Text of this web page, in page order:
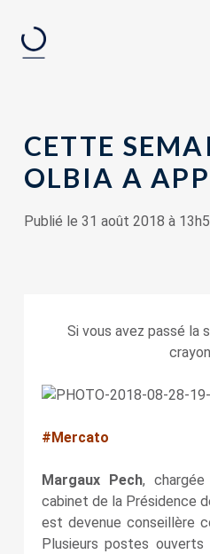
CETTE
OLBIA A
Publié le 31 août 2018 à
Si vous avez passé la
#Mercato
Margaux Pech, chargée
cabinet de la Présidence
est devenue conseillère
Plusieurs postes ouverts